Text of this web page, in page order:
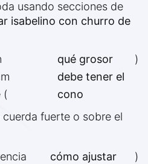
usando secciones de
isabelino con churro de
(
qué grosor
debe tener el
cono
)
cuerda fuerte o sobre el
cómo ajustar
)